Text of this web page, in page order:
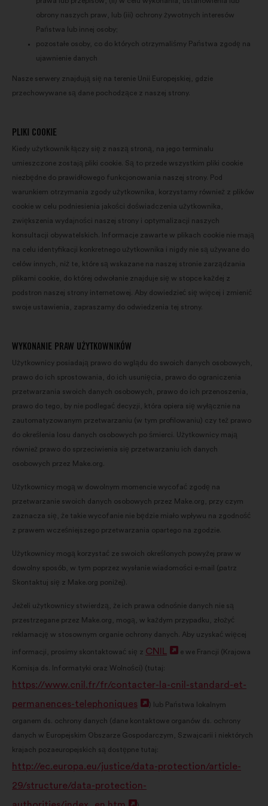
obrony naszych praw, lub (iii) ochrony żywotnych interesów
Państwa lub innej osoby;
pozostałe osoby, co do których otrzymaliśmy Państwa zgodę na
ujawnienie danych
Nasze serwery znajdują się na terenie Unii Europejskiej, gdzie
przechowywane są dane pochodzące z naszej strony.
PLIKI COOKIE
Kiedy użytkownik łączy się z naszą stroną, na jego terminalu
umieszczone zostają pliki cookie. Są to przede wszystkim pliki cookie
niezbędne do prawidłowego funkcjonowania naszej strony. Pod
warunkiem otrzymania zgody użytkownika, korzystamy również z plików
cookie w celu podniesienia jakości doświadczenia użytkownika,
zwiększenia wydajności naszej strony i optymalizacji naszych
konsultacji obywatelskich. Informacje zawarte w plikach cookie nie mają
na celu identyfikacji konkretnego użytkownika i nigdy nie są używane do
celów innych, niż te, które są wskazane na naszej stronie zarządzania
plikami cookie, do której odwołanie znajduje się w stopce każdej z
podstron naszej strony internetowej. Aby dowiedzieć się więcej i zmienić
swoje ustawienia, zapraszamy do odwiedzenia tej strony.
WYKONANIE PRAW UŻYTKOWNIKÓW
Użytkownicy posiadają prawo do wglądu do swoich danych osobowych,
prawo do ich sprostowania, do ich usunięcia, prawo do ograniczenia
przetwarzania swoich danych osobowych, prawo do ich przenoszenia,
prawo do tego, by nie podlegać decyzji, która opiera się wyłącznie na
zautomatyzowanym przetwarzaniu (w tym profilowaniu) czy też prawo
do określenia losu danych osobowych po śmierci. Użytkownicy mają
również prawo do sprzeciwienia się przetwarzaniu ich danych
osobowych przez Make.org.
Użytkownicy mogą w dowolnym momencie wycofać zgodę na
przetwarzanie swoich danych osobowych przez Make.org, przy czym
zaznacza się, że takie wycofanie nie będzie miało wpływu na zgodność
z prawem wcześniejszego przetwarzania opartego na zgodzie.
Użytkownicy mogą korzystać ze swoich określonych powyżej praw w
dowolny sposób, w tym poprzez wysłanie wiadomości e-mail (patrz
Skontaktuj się z Make.org poniżej).
Jeżeli użytkownicy stwierdzą, że ich prawa odnośnie danych nie są
przestrzegane przez Make.org, mogą, w każdym przypadku, złożyć
reklamację w stosownym organie ochrony danych. Aby uzyskać więcej
informacji, prosimy skontaktować się z CNIL
Otwieranie
nowej
zakładce
e we Francji (Krajowa
Komisja ds. Informatyki oraz Wolności) (tutaj:
https://www.cnil.fr/fr/contacter-la-cnil-standard-et-
permanences-telephoniques
Otwieranie
w
zakładce
) lub Państwa lokalnym
organem ds. ochrony danych (dane kontaktowe organów ds. ochrony
danych w Europejskim Obszarze Gospodarczym, Szwajcarii i niektórych
krajach pozaeuropejskich są dostępne tutaj:
http://ec.europa.eu/justice/data-protection/article-
29/structure/data-protection-